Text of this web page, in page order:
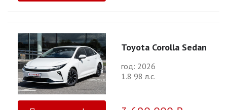
Toyota Corolla Sedan
год: 2026
1.8 98 л.с.